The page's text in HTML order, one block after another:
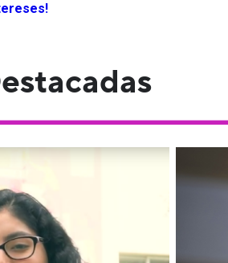
estudiante de